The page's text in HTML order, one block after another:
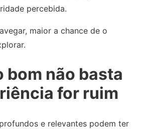
percebida.
maior a chance de o
bom não basta
for ruim
e relevantes podem ter